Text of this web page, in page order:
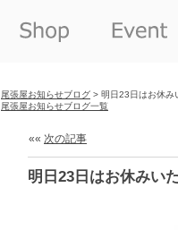
尾張屋お知らせブログ > 明日23日はお休み
尾張屋お知らせブログ一覧
«« 次の記事
明日23日はお休みい